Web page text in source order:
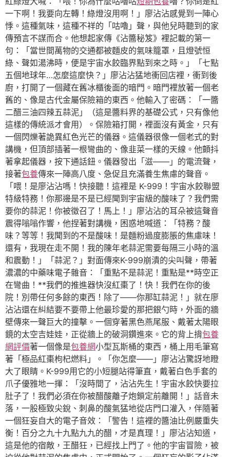
一下啊！我要向左轉！綠燈沒用啊！」廖沾沾感覺到一陣心
悸。這種氣味，這種不祥的「咕嚕」聲，與他兒時聽到的家
傳預言不謀而合。他想起家傳《沾醬秘笈》裡記載的第一
句：「當世間萬物的交通都被麵皮的氣味籠罩，且燈號恒
綠、聲如湯沸時，便是宇宙水餃臨界點到來之時。」「七點
五個地球年…怎麼這麼快？」廖沾沾猛地衝回店裡，衝到後
廚，打開了一個藏在舊冰櫃後面的暗門。暗門裡放著一個老
舊的、像是古代金屬保險箱的東西。他輸入了密碼：「一醬
二醋三油四辣五蒜泥」（這是醬料界的基礎公式，只有像他
這樣的傳統派才會用）。保險箱打開，裡面沒有黃金，只有
一個閃爍著詭異紅色光芒的儀器。這儀器很像一個老式的對
講機，但頂部插著一根彎曲的、像韭菜一樣的天線。他顫抖
著拿起儀器，按下通話鈕。儀器發出「滋——」的電流聲，
接著包養傳來一陣高八度、急促且充滿養生焦慮的聲音。
「喂！是廖沾沾嗎！快接聽！這裡是 K-999！宇宙水餃聯盟
特級特務！你那邊是不是已經聞到宇宙級的酸味了？我們需
要你的蒜泥！你被徵召了！馬上！」廖沾沾的耳朵被這聲音
震得嗡嗡作響，他捏著對講機，困惑地喊道：「特務？酸
味？等等！我聞到的不是酸味！是麵粉過度膨脹的焦慮味！
還有，我現在走不開！我的陳年老蒜泥需要每隔三小時的溫
和震動！」「蒜泥？」對面傳來K-999崩潰的尖叫聲，帶著
濃濃的中藥味電子雜音：「重點不是蒜泥！重點是**時空正
在彎曲！**我們的推進器快沒紅棗了！快！我們在你的後
院！別帶任何多餘的東西！除了——你那缸蒜泥！」就在廖
沾沾還在糾結要不要帶上他最珍愛的那把銀勺時，外面的牆
壁傳來一聲巨大的撞擊。一個穿著黑色燕尾服、戴著太陽眼
鏡的太空吉娃娃，正從牆上的破洞鑽進來。它的背上揹包養
網評價著一個像是包養網小型瓦斯桶的東西，桶上用毛筆寫
著「極品紅棗枸杞燃料」。「你怎麼——」廖沾沾驚訝地瞪
大了眼睛。K-999用它的小短腿站得筆直，戴著白色手套的
爪子優雅地一揮：「沒時間了，沾沾先生！宇宙水餃快要拉
肚子了！我們必須在你被醋酸離子炮鎖定前離開！」話音未
落，一股極致尖銳、刺鼻的酸氣猛地從店門口灌入，伴隨著
一個狂妄自大的電子音效：「警告！這裡的醬油比例嚴重失
衡！百分之九十九點九九的醋，才是真理！」廖沾沾知道，
這是他的宿敵，王醋狂，已經找上門了。他的宇宙冒險，被